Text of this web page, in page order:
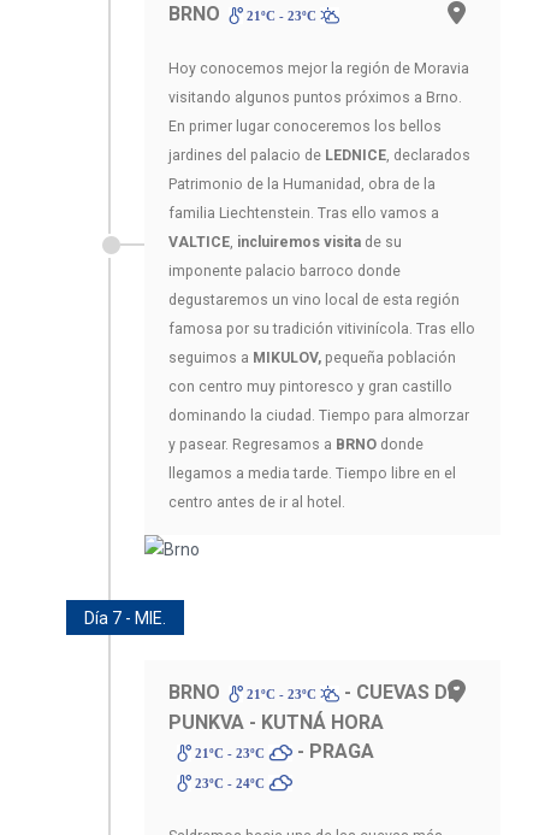
BRNO 21ºC - 23ºC
Hoy conocemos mejor la región de Moravia
visitando algunos puntos próximos a Brno.
En primer lugar conoceremos los bellos
jardines del palacio de LEDNICE , declarados
Patrimonio de la Humanidad, obra de la
familia Liechtenstein. Tras ello vamos a
VALTICE incluiremos visita de su
imponente palacio barroco donde
degustaremos un vino local de esta región
famosa por su tradición vitivinícola. Tras ello
seguimos a MIKULOV, pequeña población
con centro muy pintoresco y gran castillo
dominando la ciudad. Tiempo para almorzar
y pasear. Regresamos a BRNO donde
llegamos a media tarde. Tiempo libre en el
centro antes de ir al hotel.
Día 7 - MIE.
BRNO 21ºC - 23ºC
- CUEVAS DE
PUNKVA - KUTNÁ HORA
21ºC - 23ºC - PRAGA
23ºC - 24ºC